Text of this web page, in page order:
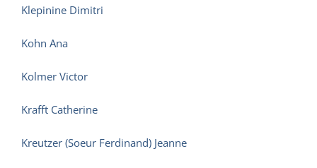
Klepinine Dimitri
Kohn Ana
Kolmer Victor
Krafft Catherine
Kreutzer (Soeur Ferdinand) Jeanne